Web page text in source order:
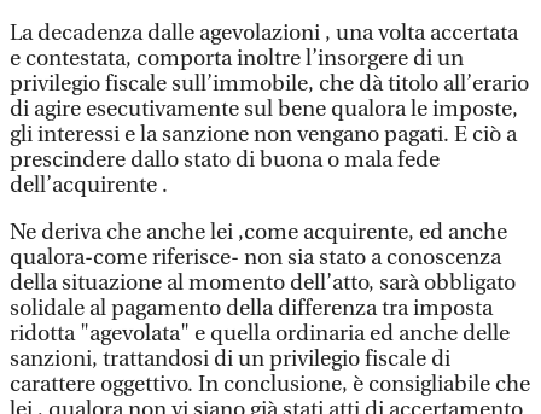
La decadenza dalle agevolazioni , una volta accertata
e contestata, comporta inoltre l’insorgere di un
privilegio fiscale sull’immobile, che dà titolo all’erario
di agire esecutivamente sul bene qualora le imposte,
gli interessi e la sanzione non vengano pagati. E ciò a
prescindere dallo stato di buona o mala fede
dell’acquirente .
Ne deriva che anche lei ,come acquirente, ed anche
qualora-come riferisce- non sia stato a conoscenza
della situazione al momento dell’atto, sarà obbligato
solidale al pagamento della differenza tra imposta
ridotta "agevolata" e quella ordinaria ed anche delle
sanzioni, trattandosi di un privilegio fiscale di
carattere oggettivo. In conclusione, è consigliabile che